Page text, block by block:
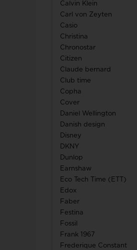
Son of Noa smykker
Swiss military by chrono
Swiss Millitary By Hanowa
Calvin Klein
Carl von Zeyten
Casio
Christina
Chronostar
Citizen
Claude bernard
Club time
Copha
Cover
Daniel Wellington
Danish design
Disney
DKNY
Dunlop
Earnshaw
Eco Tech Time (ETT)
Edox
Faber
Festina
Fossil
Frank 1967
Frederique Constant